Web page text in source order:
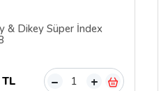
& Dikey Süper İndex
– +